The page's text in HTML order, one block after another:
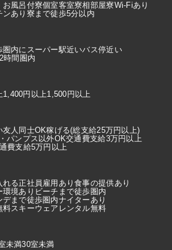
お風呂付寮個室客室寮相部屋寮Wi-Fiあり
あり 寮まで徒歩5分以内
圏内にスーパー駅近いバス停近い
時間圏内
1,400円以上1,500円以上
友人同士OK稼げる(総支給25万円以上)
パンプス以外OK交通費支給3万円以上
費支給5万円以上
れる正社員雇用あり食事の提供あり
環境あり ビーチまで徒歩圏内
デまで徒歩圏内ナイターあり
料スキーウェアレンタル無料
未満30室未満